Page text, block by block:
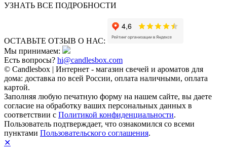
УЗНАТЬ ВСЕ ПОДРОБНОСТИ
ОСТАВЬТЕ ОТЗЫВ О НАС:
Мы принимаем:
Есть вопросы? hi@candlesbox.com
© Candlesbox | Интернет - магазин свечей и ароматов для
дома: доставка по всей России, оплата наличными, оплата
картой.
Заполняя любую печатную форму на нашем сайте, вы даете
согласие на обработку ваших персональных данных в
соответствии с Политикой конфиденциальности.
Пользователь подтверждает, что ознакомился со всеми
пунктами Пользовательского соглашения.
✕